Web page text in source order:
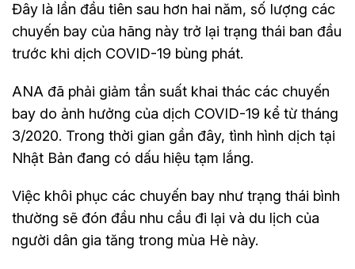
Đây là lần đầu tiên sau hơn hai năm, số lượng các
chuyến bay của hãng này trở lại trạng thái ban đầu
trước khi dịch COVID-19 bùng phát.
ANA đã phải giảm tần suất khai thác các chuyến
bay do ảnh hưởng của dịch COVID-19 kể từ tháng
3/2020. Trong thời gian gần đây, tình hình dịch tại
Nhật Bản đang có dấu hiệu tạm lắng.
Việc khôi phục các chuyến bay như trạng thái bình
thường sẽ đón đầu nhu cầu đi lại và du lịch của
người dân gia tăng trong mùa Hè này.